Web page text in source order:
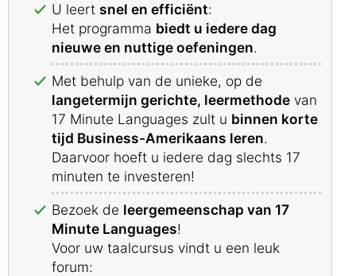
U leert snel en efficiënt:
Het programma biedt u iedere dag
nieuwe en nuttige oefeningen.
Met behulp van de unieke, op de
langetermijn gerichte, leermethode van
17 Minute Languages zult u binnen korte
tijd Business-Amerikaans leren.
Daarvoor hoeft u iedere dag slechts 17
minuten te investeren!
Bezoek de leergemeenschap van 17
Minute Languages!
Voor uw taalcursus vindt u een leuk
forum: